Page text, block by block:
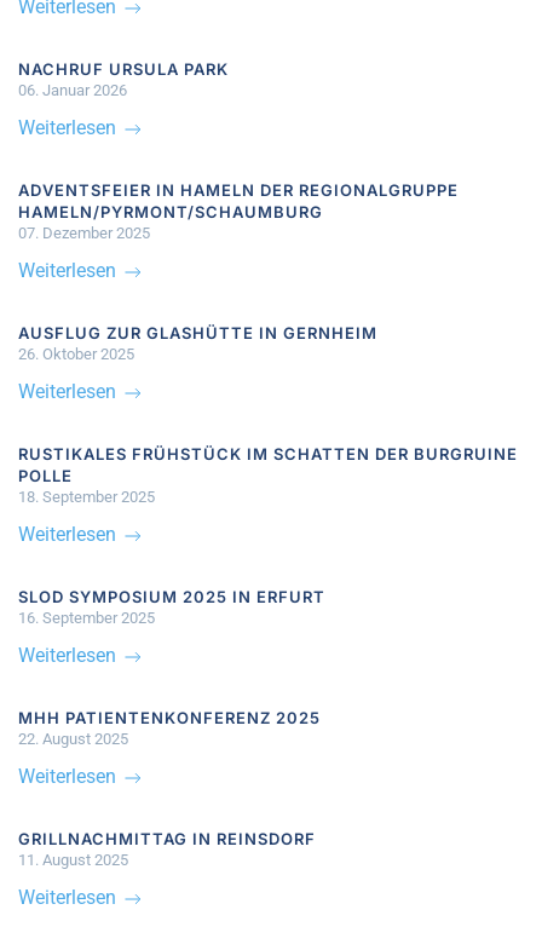
Weiterlesen
NACHRUF URSULA PARK
06. Januar 2026
Weiterlesen
ADVENTSFEIER IN HAMELN DER REGIONALGRUPPE
HAMELN/PYRMONT/SCHAUMBURG
07. Dezember 2025
Weiterlesen
AUSFLUG ZUR GLASHÜTTE IN GERNHEIM
26. Oktober 2025
Weiterlesen
RUSTIKALES FRÜHSTÜCK IM SCHATTEN DER BURGRUINE
POLLE
18. September 2025
Weiterlesen
SLOD SYMPOSIUM 2025 IN ERFURT
16. September 2025
Weiterlesen
MHH PATIENTENKONFERENZ 2025
22. August 2025
Weiterlesen
GRILLNACHMITTAG IN REINSDORF
11. August 2025
Weiterlesen